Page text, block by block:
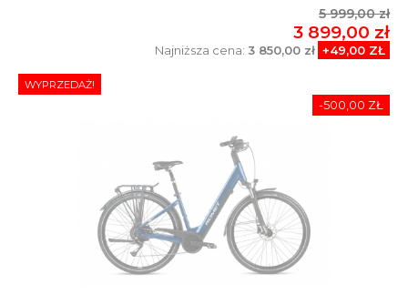
5 999,00 zł
3 899,00 zł
Najniższa cena: 3 850,00 zł +49,00 ZŁ
WYPRZEDAŻ!
-500,00 ZŁ